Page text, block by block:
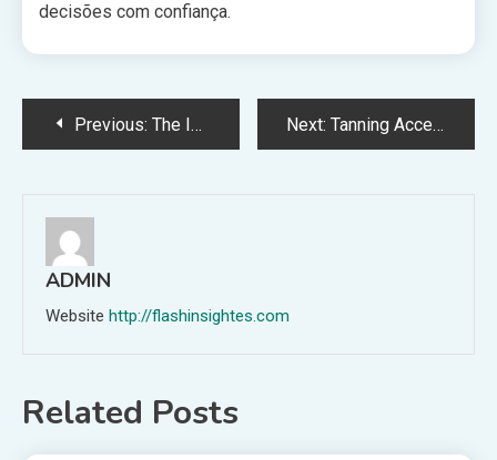
decisões com confiança.
PostPrevious: The Impact of Internet Platforms on the David Hoffmeister Controversy Next: Tanning Accelerator Guide: Get Faster, Darker, and Long-Lasting Results
ADMIN
Website http://flashinsightes.com
Related Posts